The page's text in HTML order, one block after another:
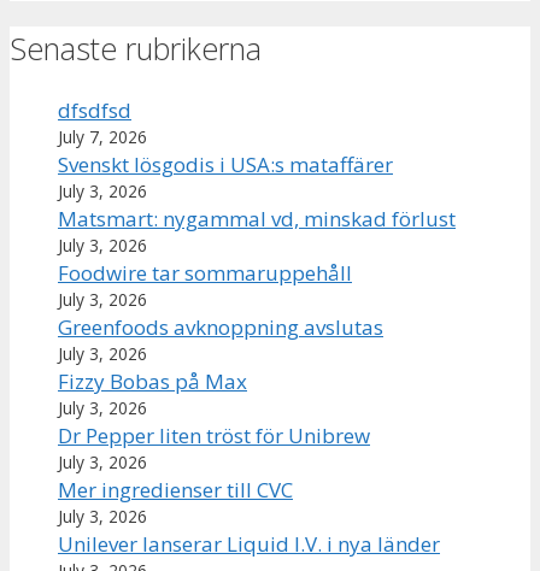
Senaste rubrikerna
dfsdfsd
July 7, 2026
Svenskt lösgodis i USA:s mataffärer
July 3, 2026
Matsmart: nygammal vd, minskad förlust
July 3, 2026
Foodwire tar sommaruppehåll
July 3, 2026
Greenfoods avknoppning avslutas
July 3, 2026
Fizzy Bobas på Max
July 3, 2026
Dr Pepper liten tröst för Unibrew
July 3, 2026
Mer ingredienser till CVC
July 3, 2026
Unilever lanserar Liquid I.V. i nya länder